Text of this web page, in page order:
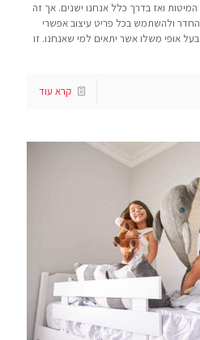
ואז בדרך כלל אנחנו ישנים. אך זה
ולהשתמש בכל פריט עיצוב אפשרי
אופי משלו אשר יתאים למי שאנחנו. זו
קרא עוד